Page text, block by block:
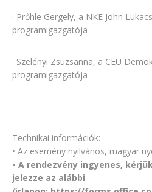
· Prőhle Gergely, a NKE John
programigazgatója
· Szelényi Zsuzsanna, a CEU
programigazgatója
Technikai információk:
• Az esemény nyilvános, magyar
• A rendezvény ingyenes,
jelezze az alábbi